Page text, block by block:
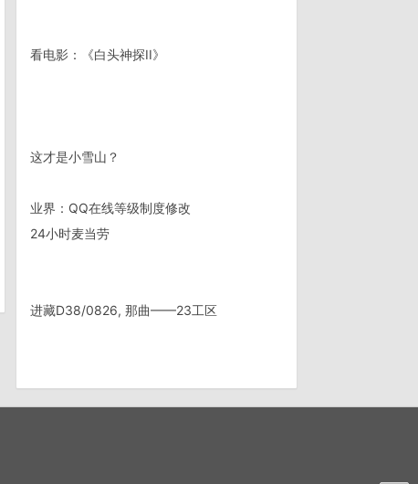
看电影：《白头神探II》
这才是小雪山？
业界：QQ在线等级制度修改
24小时麦当劳
进藏D38/0826, 那曲——23工区